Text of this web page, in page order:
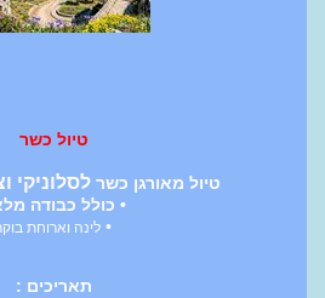
טיול כשר
טיול מאורגן כשרלסלוניקי
• כולל כבודה
• לינה וארוחת
תאריכים :